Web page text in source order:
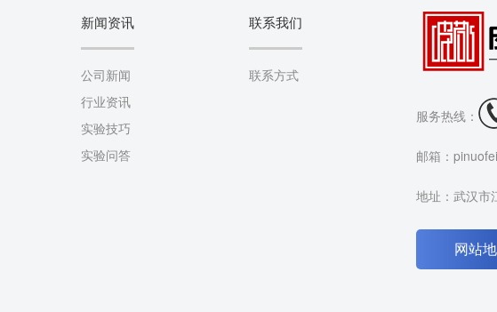
新闻资讯
公司新闻
行业资讯
实验技巧
实验问答
联系我们
联系方式
服务热线：
邮箱：
地址：武汉市
网站